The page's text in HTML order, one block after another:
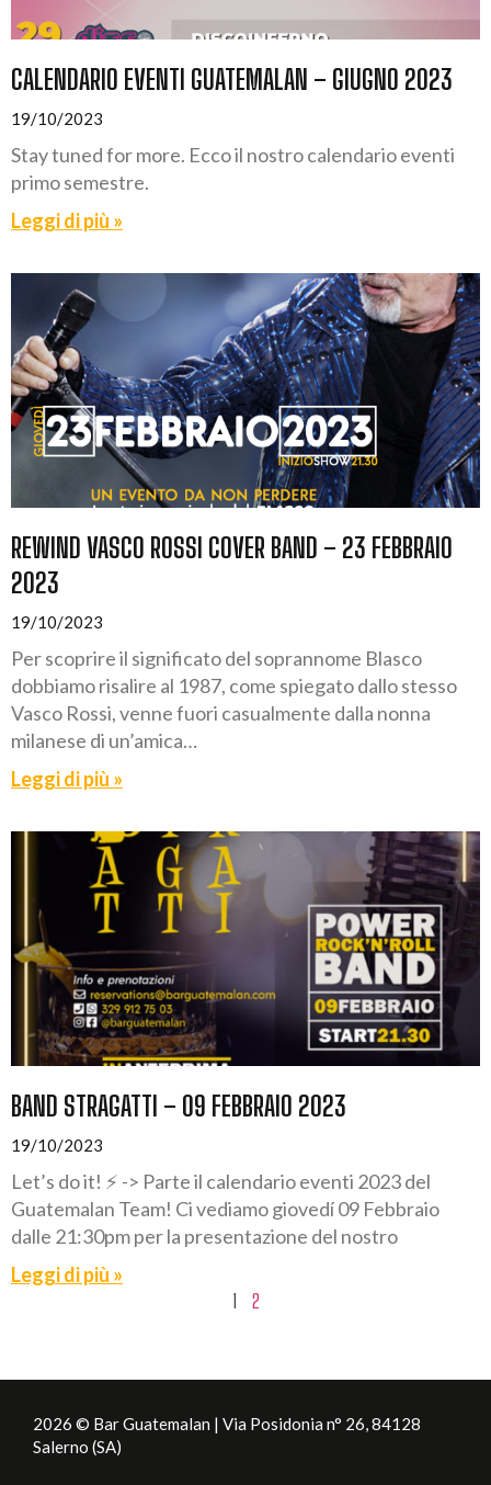
CALENDARIO EVENTI GUATEMALAN – GIUGNO 2023
19/10/2023
Stay tuned for more. Ecco il nostro calendario eventi
primo semestre.
Leggi di più »
REWIND VASCO ROSSI COVER BAND – 23 FEBBRAIO
2023
19/10/2023
Per scoprire il significato del soprannome Blasco
dobbiamo risalire al 1987, come spiegato dallo stesso
Vasco Rossi, venne fuori casualmente dalla nonna
milanese di un’amica…
Leggi di più »
BAND STRAGATTI – 09 FEBBRAIO 2023
19/10/2023
Let’s do it! ⚡️ -> Parte il calendario eventi 2023 del
Guatemalan Team! Ci vediamo giovedí 09 Febbraio
dalle 21:30pm per la presentazione del nostro
Leggi di più »
1
2
2026 © Bar Guatemalan | Via Posidonia n° 26, 84128
Salerno (SA)